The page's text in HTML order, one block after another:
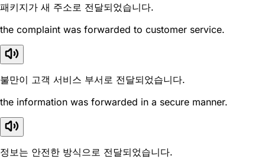
패키지가 새 주소로 전달되었습니다.
the complaint was forwarded to customer service.
불만이 고객 서비스 부서로 전달되었습니다.
the information was forwarded in a secure manner.
정보는 안전한 방식으로 전달되었습니다.